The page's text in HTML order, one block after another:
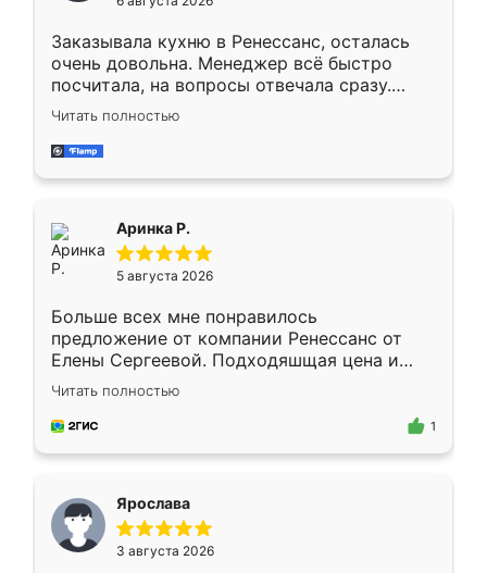
мебели буду заказывать только здесь.
Заказывала кухню в Ренессанс, осталась
очень довольна. Менеджер всё быстро
посчитала, на вопросы отвечала сразу.
Замерщик приехал в субботу, подошёл к
делу со всей ответственностью. Собрали
за день, ребята работали аккуратно, даже
Читать полностью
Аринка Р.
5 августа 2026
Больше всех мне понравилось
предложение от компании Ренессанс от
Елены Сергеевой. Подходяшщая цена и
короткие сроки изготовления. Приехавший
для замера сотрудник Владислав
предложил по моему эскизу самый
Читать полностью
1
Ярослава
3 августа 2026